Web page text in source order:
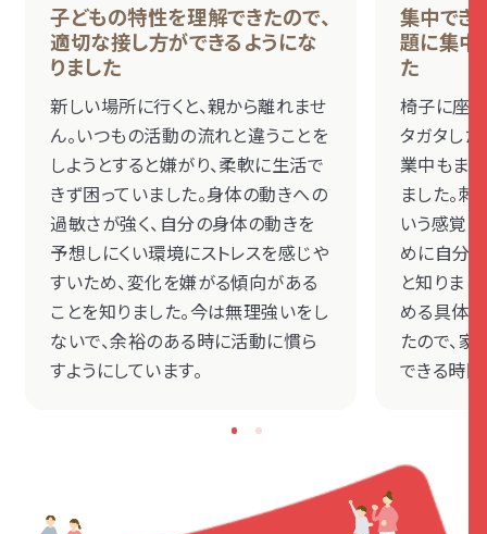
子どもの特性を理解できたので、
適切な接し方ができるようにな
りました
新しい場所に行くと、親から離れませ
ん。いつもの活動の流れと違うことを
しようとすると嫌がり、柔軟に生活で
きず困っていました。身体の動きへの
過敏さが強く、自分の身体の動きを
予想しにくい環境にストレスを感じや
すいため、変化を嫌がる傾向がある
ことを知りました。今は無理強いをし
ないで、余裕のある時に活動に慣ら
すようにしています。
集中でき
題に集中
た
椅子に座
タガタした
業中もま
ました。
いう感覚
めに自分
と知りま
める具体
たので、
できる時